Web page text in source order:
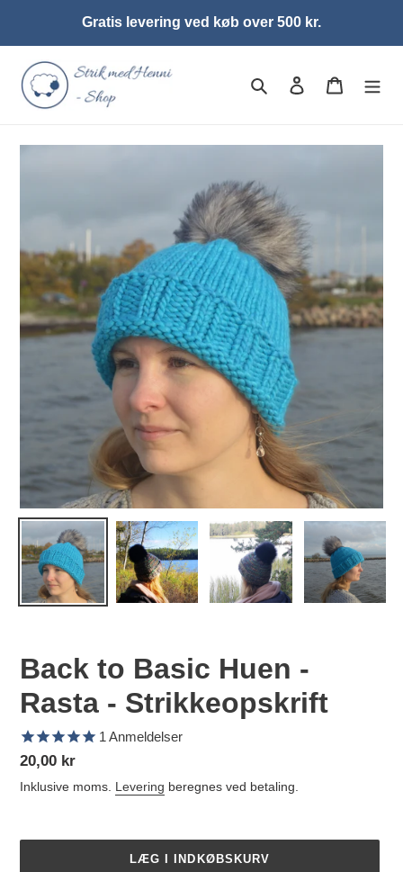
indhold
Gratis levering ved køb over 500 kr.
Log ind
Back to Basic Huen -
Rasta - Strikkeopskrift
1 Anmeldelser
Normalpris
20,00 kr
Inklusive moms. Levering beregnes ved betaling.
LÆG I INDKØBSKURV